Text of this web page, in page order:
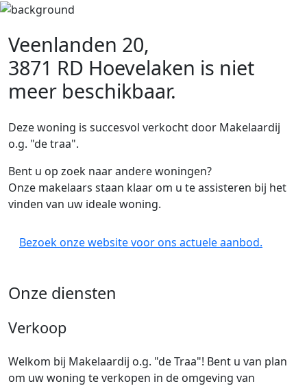
Veenlanden 20,
3871 RD Hoevelaken is niet
meer beschikbaar.
Deze woning is succesvol verkocht door Makelaardij
o.g. "de traa".
Bent u op zoek naar andere woningen?
Onze makelaars staan klaar om u te assisteren bij het
vinden van uw ideale woning.
Bezoek onze website voor ons actuele aanbod.
Onze diensten
Verkoop
Welkom bij Makelaardij o.g. "de Traa"! Bent u van plan
om uw woning te verkopen in de omgeving van